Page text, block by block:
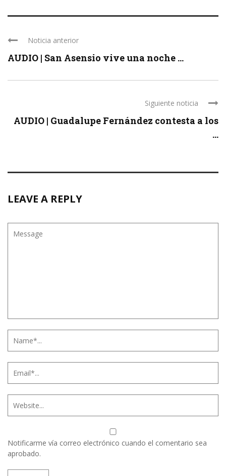
Noticia anterior
AUDIO | San Asensio vive una noche ...
Siguiente noticia
AUDIO | Guadalupe Fernández contesta a los
...
LEAVE A REPLY
Notificarme vía correo electrónico cuando el comentario sea
aprobado.